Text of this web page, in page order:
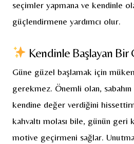
seçimler yapmana ve kendinle
güçlendirmene yardımcı olur.
Kendinle Başlayan Bir
Güne güzel başlamak için
gerekmez. Önemli olan,
kendine değer verdiğini
kahvaltı molası bile, günün geri
motive geçirmeni sağlar.